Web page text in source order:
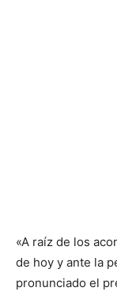
«A raíz de los
de hoy y ante la
pronunciado el